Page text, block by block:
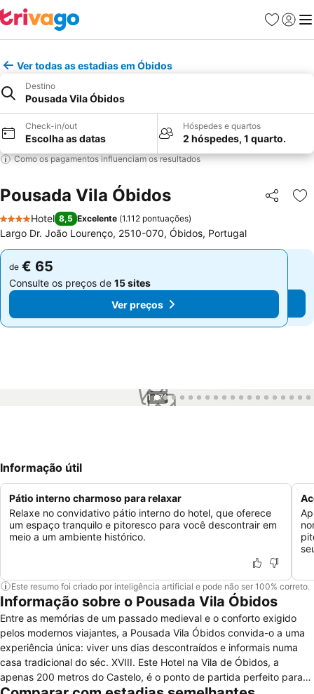
Favoritos
Iniciar
Ver todas as estadias em Óbidos
Destino
Pousada Vila Óbidos
Check-in/out
Escolha as datas
Hóspedes e quartos
2 hóspedes, 1 quarto.
Como os pagamentos influenciam os resultados
Pousada Vila Óbidos Partilhar
4 Estrelas
Hotel 8,5 Excelente (1.112 pontuações)
Largo Dr. João Lourenço, 2510-070, Óbidos, Portugal
de € 65
Consulte os preços de 15 sites
Ver preços
de € 65
Consulte os preços de 15 sites
Ver preços
1 / 71
Informação útil
Pátio interno charmoso para relaxar
Relaxe no convidativo pátio interno do hotel, que oferece
um espaço tranquilo e pitoresco para você descontrair em
meio a um ambiente histórico.
Este resumo foi criado por inteligência artificial e pode não ser 100% correto.
Informação sobre o Pousada Vila Óbidos
Entre as memórias de um passado medieval e o conforto exigido
pelos modernos viajantes, a Pousada Vila Óbidos convida-o a uma
experiência única: viver uns dias descontraídos e informais numa
casa tradicional do séc. XVIII. Este Hotel na Vila de Óbidos, a
apenas 200 metros do Castelo, é o ponto de partida perfeito para
explorar a encantadora vila dentro de muralhas. Passeie pelas ruas